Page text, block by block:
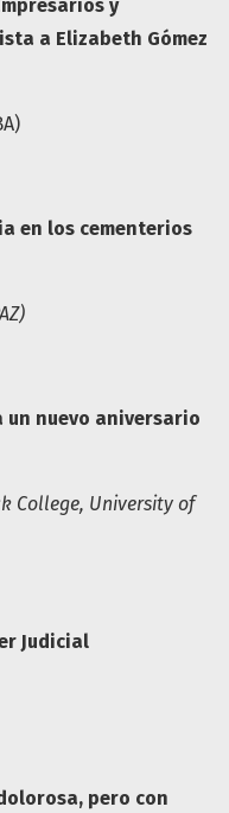
y
a Elizabeth Gómez
en los cementerios
2017
un nuevo aniversario
College, University of
2017
Judicial
pero con